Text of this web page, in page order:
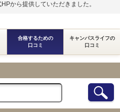
から提供していただきました。
合格するための
口コミ
キャンパスライフの
口コミ